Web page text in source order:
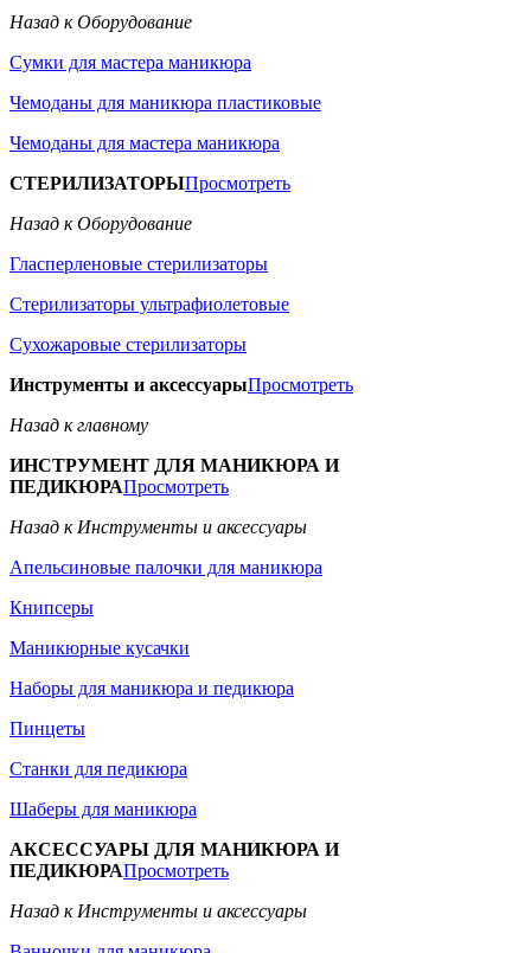
Назад к Оборудование
Сумки для мастера маникюра
Чемоданы для маникюра пластиковые
Чемоданы для мастера маникюра
СТЕРИЛИЗАТОРЫПросмотреть
Назад к Оборудование
Гласперленовые стерилизаторы
Стерилизаторы ультрафиолетовые
Сухожаровые стерилизаторы
Инструменты и аксессуарыПросмотреть
Назад к главному
ИНСТРУМЕНТ ДЛЯ МАНИКЮРА И
ПЕДИКЮРАПросмотреть
Назад к Инструменты и аксессуары
Апельсиновые палочки для маникюра
Книпсеры
Маникюрные кусачки
Наборы для маникюра и педикюра
Пинцеты
Станки для педикюра
Шаберы для маникюра
АКСЕССУАРЫ ДЛЯ МАНИКЮРА И
ПЕДИКЮРАПросмотреть
Назад к Инструменты и аксессуары